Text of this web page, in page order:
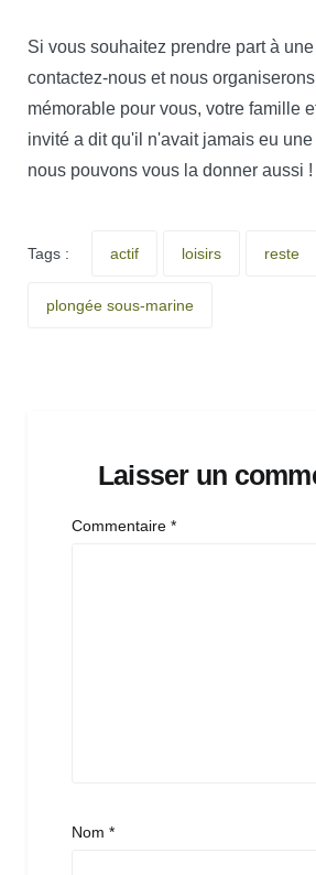
Si vous souhaitez prendre part à
contactez-nous et nous
mémorable pour vous, votre famille
invité a dit qu'il n'avait jamais eu
nous pouvons vous la donner aussi !
Tags : actif loisirs reste
plongée sous-marine
Laisser un
Commentaire *
Nom *